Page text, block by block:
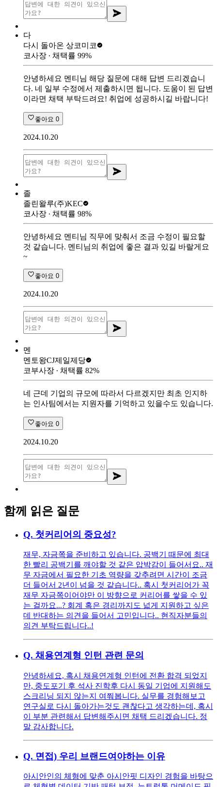
다
다시 돌아온 상코미코
코사장 ∙ 채택률 99%
안녕하세요 멘티님 해당 질문에 대해 답변 드리겠습니
다. 네 일부 수정에서 제출하시면 됩니다. 도움이 된 답변
이라면 채택 부탁드려요! 취업에 성공하시길 바랍니다!
좋아요 0
2024.10.20
졸
졸린왈루(주)KEC
코사장 ∙ 채택률 98%
안녕하세요 멘티님 직무에 맞춰서 조금 수정이 필요할
것 같습니다. 멘티님의 취업에 좋은 결과 있길 바랄게요
~
좋아요 0
2024.10.20
멘
멘토왕CJ제일제당
코부사장 ∙ 채택률 82%
네 근데 기업의 규모에 따라서 다르겠지만 최초 인지하
는 인사팀에서는 지원자를 기억하고 있을수도 있습니다.
좋아요 0
2024.10.20
함께 읽은 질문
Q. 첫커리어의 중요성?
재무, 자금쪽을 준비하고 있습니다. 공백기 때문에 최대
한 빨리 공백기를 깨야할 것 같은 압박감이 들어서요.. 재
무 자금에서 필요한 기초 역량을 갖추려면 시간이 조금
더 들어서 2년이 넘을 것 같습니다.. 혹시 첫커리어가 꼭
재무 자금쪽이어야만 이 방향으로 커리어를 쌓을 수 있
는 걸까요...? 회계 혹은 경리까지도 넓게 지원하고 싶은
데 반대하는 의견을 들어서 고민입니다.. 현직자분들의
의견 부탁드립니다..!
Q. 채용연계형 인턴 관련 문의
안녕하세요, 혹시 채용연계형 인턴에 전환 합격 되었지
만, 중도포기 후 석사 진학후 다시 동일 기업에 지원해도
스크리닝 되지 않는지 여쭤봅니다. 실무를 경험해보고
연구실로 다시 돌아가는것도 괜찮다고 생각하는데, 혹시
이 부분 관련해서 답변해주시면 채택 드리겠습니다. 정
말 감사합니다.
Q. 면접) 우리 브랜드여야하는 이유
아시안인의 체형에 맞춘 아시안핏 디자인 경험을 바탕으